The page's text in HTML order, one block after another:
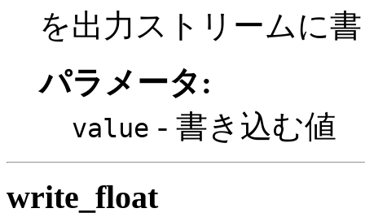
を出力ストリームに
パラメータ:
value - 書き込む値
write_float